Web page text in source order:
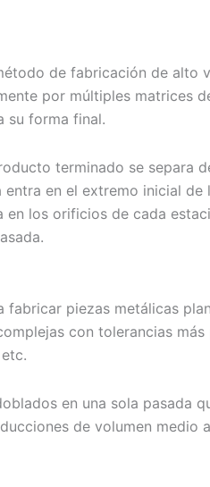
de fabricación de alto
por múltiples matrices
su forma final.
terminado se separa
entra en el extremo inicial
los orificios de cada
piezas metálicas
con tolerancias más
en una sola pasada
de volumen medio